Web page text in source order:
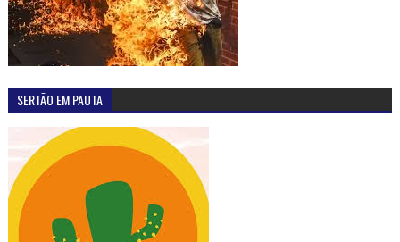
SERTÃO EM PAUTA